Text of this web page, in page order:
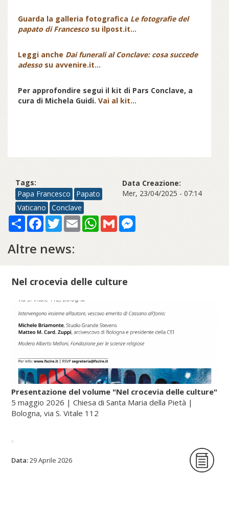
Guarda la galleria fotografica Le fotografie del
papato di Francescosu ilpost.it...
Leggi anche Dai funerali al Conclave: cosa succede
adessosu avvenire.it...
Per approfondire segui il kit di Pars Conclave, a
cura di Michela Guidi. Vai al kit…
Tags:
Papa Francesco
Papato
Vaticano
Conclave
Data Creazione:
Mer, 23/04/2025 - 07:14
Share Facebook
TwitterEmail WhatsApp
Gmail
Altre news:
Nel crocevia delle culture
Presentazione del volume "Nel crocevia delle culture"
5 maggio 2026 | Chiesa di Santa Maria della Pietà |
Bologna, via S. Vitale 112
lieta di ospitare la presentazione del
Data:29 Aprile 2026